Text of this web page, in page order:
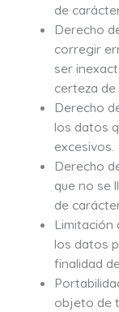
de
Derecho
corregir
ser
certeza
Derecho
los datos
excesivos.
Derecho
que no se
de
Limitación
los datos
finalidad
objeto de